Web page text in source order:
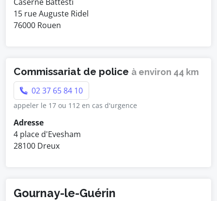
15 rue Auguste Ridel
76000 Rouen
Commissariat de police à environ 44 km
02 37 65 84 10
appeler le 17 ou 112 en cas d'urgence
Adresse
4 place d'Evesham
28100 Dreux
Gournay-le-Guérin